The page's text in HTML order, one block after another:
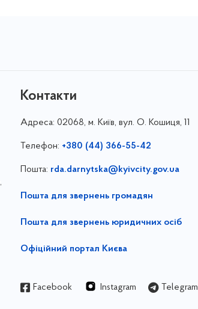
,
Контакти
Адреса: 02068, м. Київ, вул. О. Кошиця, 11
Телефон: +380 (44) 366-55-42
Пошта: rda.darnytska@kyivcity.gov.ua
Пошта для звернень громадян
Пошта для звернень юридичних осіб
Офіційний портал Києва
Facebook Instagram Telegram